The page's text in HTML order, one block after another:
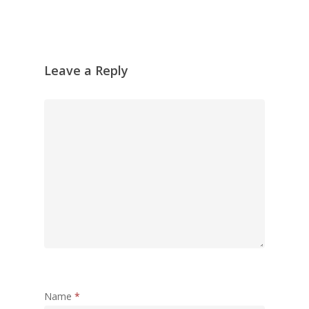
Leave a Reply
Name *